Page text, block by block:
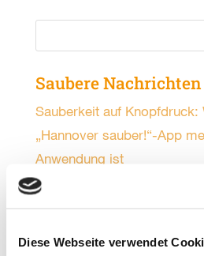
Diese Webseite verwendet
Saubere Nachrichten
Sauberkeit auf Knopfdruck:
„Hannover sauber!“-App
Anwendung ist
12.798 Mal DANKE!
Plogging in Kleefeld!